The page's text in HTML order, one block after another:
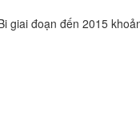
giai đoạn đến 2015